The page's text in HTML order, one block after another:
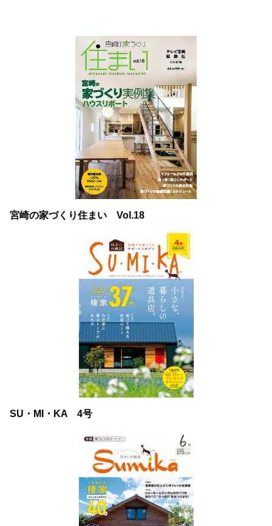
宮崎の家づくり住まい Vol.18
SU・MI・KA 4号